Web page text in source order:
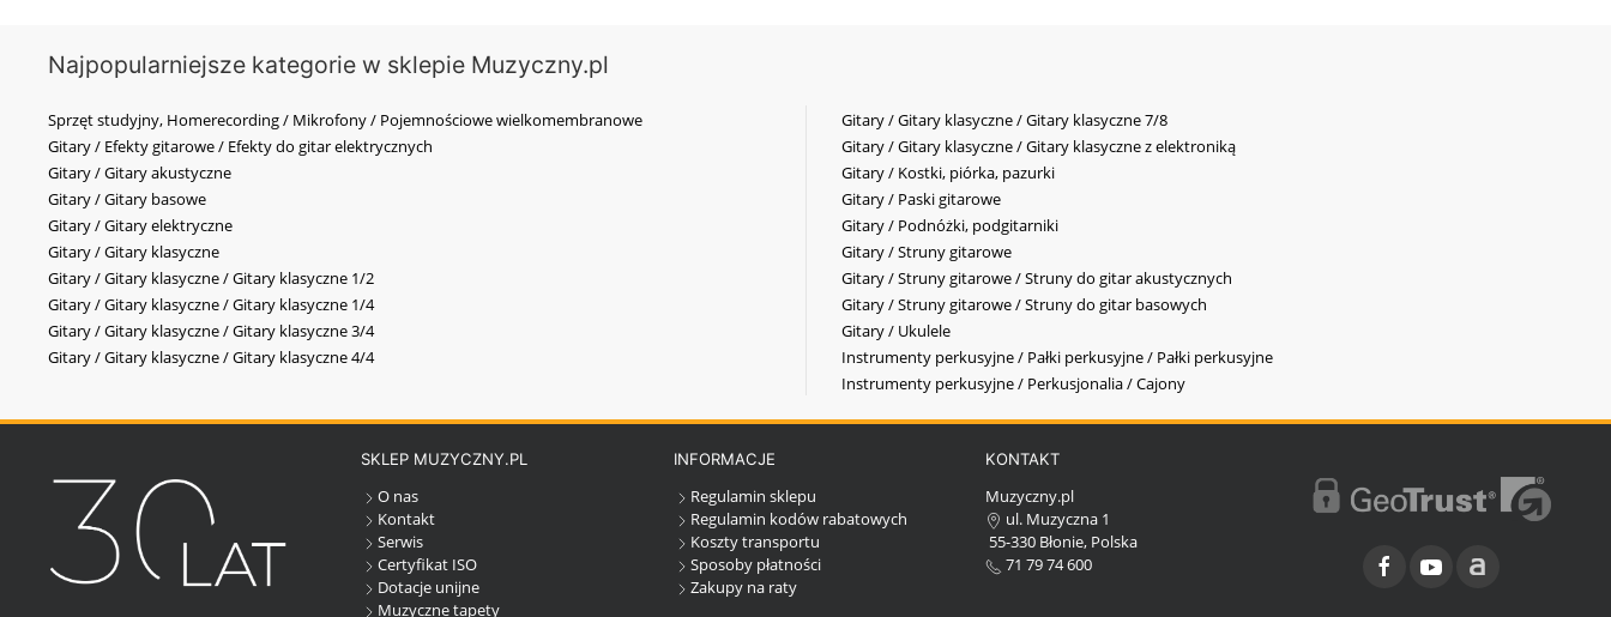
Najpopularniejsze kategorie w sklepie Muzyczny.pl
Sprzęt studyjny, Homerecording / Mikrofony / Pojemnościowe wielkomembranowe
Gitary / Efekty gitarowe / Efekty do gitar elektrycznych
Gitary / Gitary akustyczne
Gitary / Gitary basowe
Gitary / Gitary elektryczne
Gitary / Gitary klasyczne
Gitary / Gitary klasyczne / Gitary klasyczne 1/2
Gitary / Gitary klasyczne / Gitary klasyczne 1/4
Gitary / Gitary klasyczne / Gitary klasyczne 3/4
Gitary / Gitary klasyczne / Gitary klasyczne 4/4
Gitary / Gitary klasyczne / Gitary klasyczne 7/8
Gitary / Gitary klasyczne / Gitary klasyczne z elektroniką
Gitary / Kostki, piórka, pazurki
Gitary / Paski gitarowe
Gitary / Podnóżki, podgitarniki
Gitary / Struny gitarowe
Gitary / Struny gitarowe / Struny do gitar akustycznych
Gitary / Struny gitarowe / Struny do gitar basowych
Gitary / Ukulele
Instrumenty perkusyjne / Pałki perkusyjne / Pałki perkusyjne
Instrumenty perkusyjne / Perkusjonalia / Cajony
SKLEP MUZYCZNY.PL
O nas
Kontakt
Serwis
Certyfikat ISO
Dotacje unijne
Muzyczne tapety
INFORMACJE
Regulamin sklepu
Regulamin kodów rabatowych
Koszty transportu
Sposoby płatności
Zakupy na raty
KONTAKT
Muzyczny.pl
ul. Muzyczna 1
55-330 Błonie, Polska
71 79 74 600